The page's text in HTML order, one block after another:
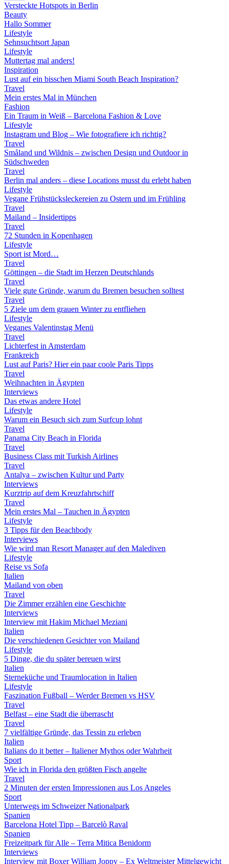
Versteckte Hotspots in Berlin
Beauty
Hallo Sommer
Lifestyle
Sehnsuchtsort Japan
Lifestyle
Muttertag mal anders!
Inspiration
Lust auf ein bisschen Miami South Beach Inspiration?
Travel
Mein erstes Mal in München
Fashion
Ein Traum in Weiß – Barcelona Fashion & Love
Lifestyle
Instagram und Blog – Wie fotografiere ich richtig?
Travel
Småland und Wildnis – zwischen Design und Outdoor in
Südschweden
Travel
Berlin mal anders – diese Locations musst du erlebt haben
Lifestyle
Vegane Frühstücksleckereien zu Ostern und im Frühling
Travel
Mailand – Insidertipps
Travel
72 Stunden in Kopenhagen
Lifestyle
Sport ist Mord…
Travel
Göttingen – die Stadt im Herzen Deutschlands
Travel
Viele gute Gründe, warum du Bremen besuchen solltest
Travel
5 Ziele um dem grauen Winter zu entfliehen
Lifestyle
Veganes Valentinstag Menü
Travel
Lichterfest in Amsterdam
Frankreich
Lust auf Paris? Hier ein paar coole Paris Tipps
Travel
Weihnachten in Ägypten
Interviews
Das etwas andere Hotel
Lifestyle
Warum ein Besuch sich zum Surfcup lohnt
Travel
Panama City Beach in Florida
Travel
Business Class mit Turkish Airlines
Travel
Antalya – zwischen Kultur und Party
Interviews
Kurztrip auf dem Kreuzfahrtschiff
Travel
Mein erstes Mal – Tauchen in Ägypten
Lifestyle
3 Tipps für den Beachbody
Interviews
Wie wird man Resort Manager auf den Malediven
Lifestyle
Reise vs Sofa
Italien
Mailand von oben
Travel
Die Zimmer erzählen eine Geschichte
Interviews
Interview mit Hakim Michael Meziani
Italien
Die verschiedenen Gesichter von Mailand
Lifestyle
5 Dinge, die du später bereuen wirst
Italien
Sterneküche und Traumlocation in Italien
Lifestyle
Faszination Fußball – Werder Bremen vs HSV
Travel
Belfast – eine Stadt die überrascht
Travel
7 vielfältige Gründe, das Tessin zu erleben
Italien
Italians do it better – Italiener Mythos oder Wahrheit
Sport
Wie ich in Florida den größten Fisch angelte
Travel
2 Minuten der ersten Impressionen aus Los Angeles
Sport
Unterwegs im Schweizer Nationalpark
Spanien
Barcelona Hotel Tipp – Barcelò Raval
Spanien
Freizeitpark für Alle – Terra Mitica Benidorm
Interviews
Interview mit Boxer William Joppy – Ex Weltmeister Mittelgewicht